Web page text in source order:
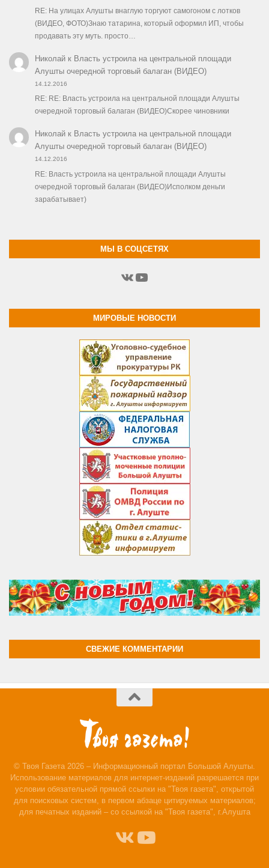
RE: На улицах Алушты внаглую торгуют самогоном с лотков
(ВИДЕО, ФОТО)Знаю татарина, который оформил ИП, чтобы
продавать эту муть. просто…
Николайк Власть устроила на центральной площади
Алушты очередной торговый балаган (ВИДЕО)
14.12.2016
RE: RE: Власть устроила на центральной площади Алушты
очередной торговый балаган (ВИДЕО)Скорее чиновники
Николайк Власть устроила на центральной площади
Алушты очередной торговый балаган (ВИДЕО)
14.12.2016
RE: Власть устроила на центральной площади Алушты
очередной торговый балаган (ВИДЕО)Исполком деньги
зарабатывает)
МЫ В СОЦСЕТЯХ
ВКонтакте
YouTube
МИРОВЫЕ НОВОСТИ
СВЕЖИЕ КОММЕНТАРИИ
© Твоя Газета 2026 – Информационный портал Большой Алушты.
Использование материалов для интернет-изданий разрешается при
условии обязательной прямой ссылки на "Твоя газета", открытой
для поисковых систем, в первом абзаце цитируемых материалов;
для печатных изданий – со ссылкой на "Твоя газета", г.Алушта